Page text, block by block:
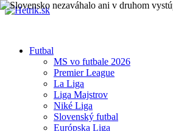
Futbal
MS vo futbale 2026
Premier League
La Liga
Liga Majstrov
Niké Liga
Slovenský futbal
Európska Liga